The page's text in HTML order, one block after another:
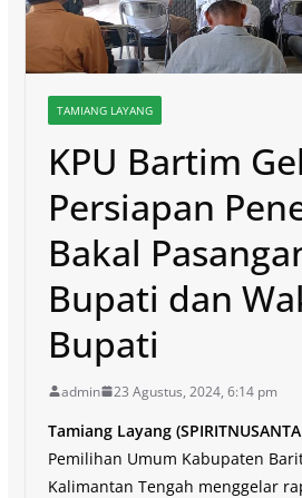
TAMIANG LAYANG
KPU Bartim
Persiapan
Bakal
Bupati dan
Bupati
admin 23 Agustus, 2024, 6:14 pm
Tamiang Layang
Pemilihan Umum Kabupaten
Kalimantan Tengah menggelar